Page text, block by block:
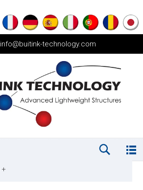
info@buitink-technology.com
+